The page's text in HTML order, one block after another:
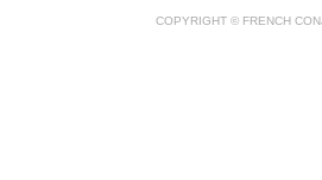
COPYRIGHT © FRENCH